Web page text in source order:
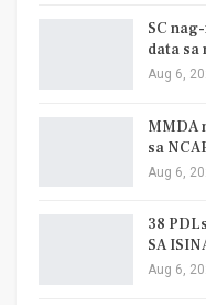
SC
data
Aug 6,
MMDA
sa
Aug 6,
38
SA
Aug 6,